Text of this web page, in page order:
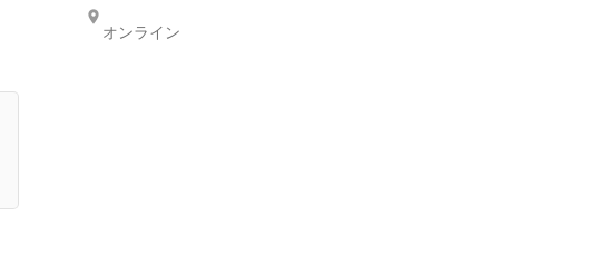
オンライン